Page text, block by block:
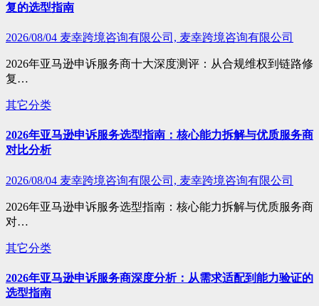
复的选型指南
2026/08/04 麦幸跨境咨询有限公司, 麦幸跨境咨询有限公司
2026年亚马逊申诉服务商十大深度测评：从合规维权到链路修
复…
其它分类
2026年亚马逊申诉服务选型指南：核心能力拆解与优质服务商
对比分析
2026/08/04 麦幸跨境咨询有限公司, 麦幸跨境咨询有限公司
2026年亚马逊申诉服务选型指南：核心能力拆解与优质服务商
对…
其它分类
2026年亚马逊申诉服务商深度分析：从需求适配到能力验证的
选型指南